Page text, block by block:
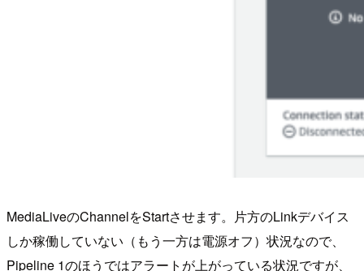
MediaLiveのChannelをStartさせます。片方のLinkデバイス
しか稼働していない（もう一方は電源オフ）状況なので、
Pipeline 1のほうではアラートが上がっている状況ですが、